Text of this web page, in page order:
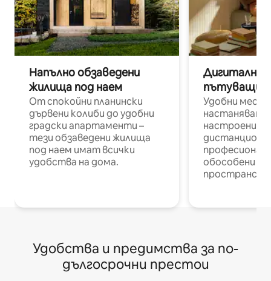
Напълно обзаведени
жилища под наем
От спокойни планински
дървени колиби до удобни
градски апартаменти –
тези обзаведени жилища
под наем имат всички
удобства на дома.
Дигитални
пътуващи
Удобни
настаняване
настроени и
обособени
Удобства и предимства за по-
дългосрочни престои